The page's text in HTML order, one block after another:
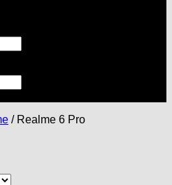
/Realme 6 Pro